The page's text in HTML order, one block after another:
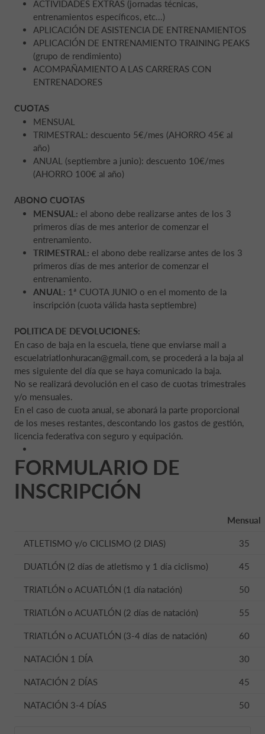
ACTIVIDADES EXTRAS (jornadas técnicas,
entrenamientos específicos, etc...)
APLICACIÓN DE ASISTENCIA DE ENTRENAMIENTOS
APLICACIÓN DE ENTRENAMIENTO TRAINING PEAKS
(grupo de rendimiento)
ACOMPAÑAMIENTO A LAS CARRERAS CON
ENTRENADORES
CUOTAS
MENSUAL
TRIMESTRAL: descuento 5€/mes (AHORRO 45€ al
año)
ANUAL (septiembre a junio): descuento 10€/mes
(AHORRO 100€ al año)
ABONO CUOTAS
MENSUAL: el abono debe realizarse antes de los 3
primeros días de mes anterior de comenzar el
entrenamiento.
TRIMESTRAL: el abono debe realizarse antes de los 3
primeros días de mes anterior de comenzar el
entrenamiento.
ANUAL: 1ª CUOTA JUNIO o en el momento de la
inscripción (cuota válida hasta septiembre)
POLITICA DE DEVOLUCIONES:
En caso de baja en la escuela, tiene que enviarse mail a
escuelatriatlonhuracan@gmail.com, se procederá a la baja al
mes siguiente del día que se haya comunicado la baja.
No se realizará devolución en el caso de cuotas trimestrales
y/o mensuales.
En el caso de cuota anual, se abonará la parte proporcional
de los meses restantes, descontando los gastos de gestión,
licencia federativa con seguro y equipación.
FORMULARIO DE
INSCRIPCIÓN
Mensual
ATLETISMO y/o CICLISMO (2 DIAS) 35
DUATLÓN (2 días de atletismo y 1 día ciclismo) 45
TRIATLÓN o ACUATLÓN (1 día natación) 50
TRIATLÓN o ACUATLÓN (2 días de natación) 55
TRIATLÓN o ACUATLÓN (3-4 días de natación) 60
NATACIÓN 1 DÍA 30
NATACIÓN 2 DÍAS 45
NATACIÓN 3-4 DÍAS 50